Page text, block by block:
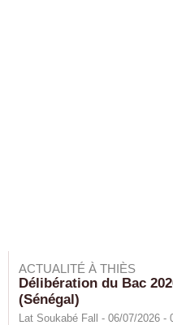
ACTUALITÉ À THIÈS
Délibération du Bac
(Sénégal)
Lat Soukabé Fall - 06/07/2026 -